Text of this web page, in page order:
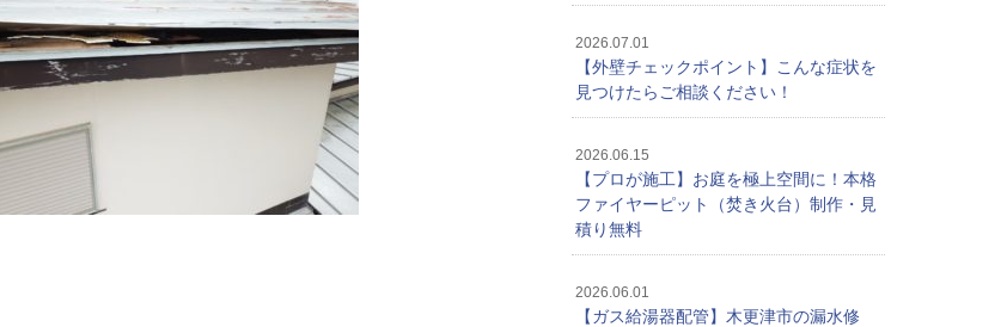
2026.07.01
【外壁チェックポイント】こんな症状を
見つけたらご相談ください！
2026.06.15
【プロが施工】お庭を極上空間に！本格
ファイヤーピット（焚き火台）制作・見
積り無料
2026.06.01
【ガス給湯器配管】木更津市の漏水修